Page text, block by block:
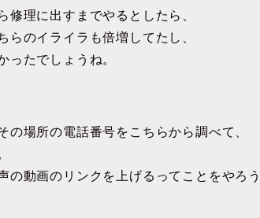
修理に出すまでやるとしたら、
らのイライラも倍増してたし、
ったでしょうね。
の場所の電話番号をこちらから調べて、
の動画のリンクを上げるってことをやろう